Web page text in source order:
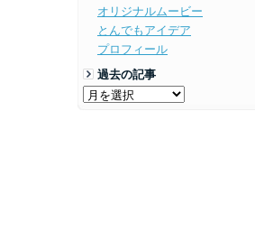
オリジナルムービー
とんでもアイデア
プロフィール
過去の記事